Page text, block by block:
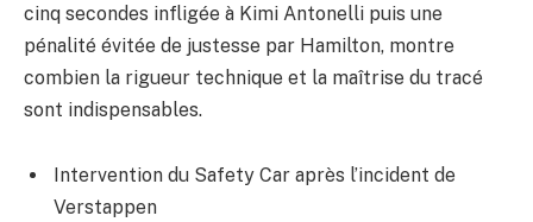
cinq secondes infligée à Kimi Antonelli puis une
pénalité évitée de justesse par Hamilton, montre
combien la rigueur technique et la maîtrise du tracé
sont indispensables.
Intervention du Safety Car après l’incident de
Verstappen